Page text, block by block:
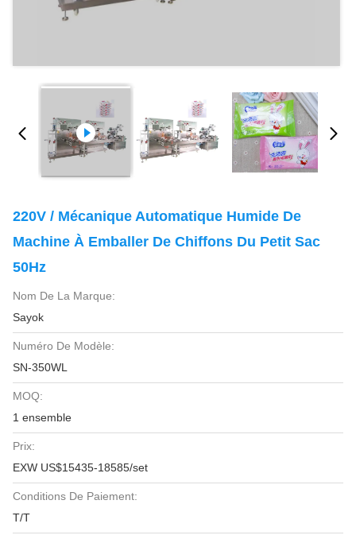
220V / Mécanique Automatique Humide De
Machine À Emballer De Chiffons Du Petit Sac
50Hz
Nom De La Marque:
Sayok
Numéro De Modèle:
SN-350WL
MOQ:
1 ensemble
Prix:
EXW US$15435-18585/set
Conditions De Paiement:
T/T